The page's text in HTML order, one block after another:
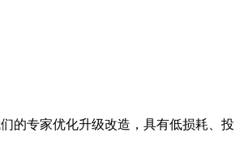
的专家优化升级改造，具有低损耗、投